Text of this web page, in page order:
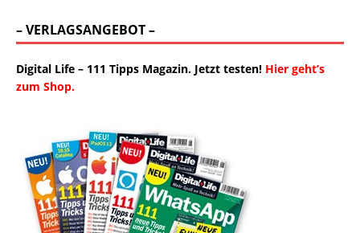
– VERLAGSANGEBOT –
Digital Life – 111 Tipps Magazin. Jetzt testen! Hier geht’s
zum Shop.